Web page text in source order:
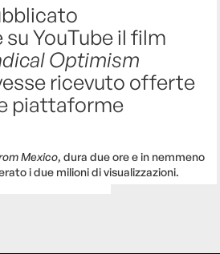
YouTube il film
Optimism
ricevuto offerte
piattaforme
Mexico, dura due ore e in nemmeno
i due milioni di visualizzazioni.